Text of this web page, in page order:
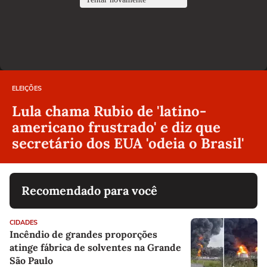
ELEIÇÕES
Lula chama Rubio de 'latino-
americano frustrado' e diz que
secretário dos EUA 'odeia o Brasil'
Recomendado para você
CIDADES
Incêndio de grandes proporções
atinge fábrica de solventes na Grande
São Paulo